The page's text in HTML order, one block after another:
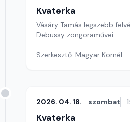
Kvaterka
Vásáry Tamás legszebb
Debussy zongoraművei
Szerkesztő: Magyar Kornél
2026. 04. 18. szombat
Kvaterka